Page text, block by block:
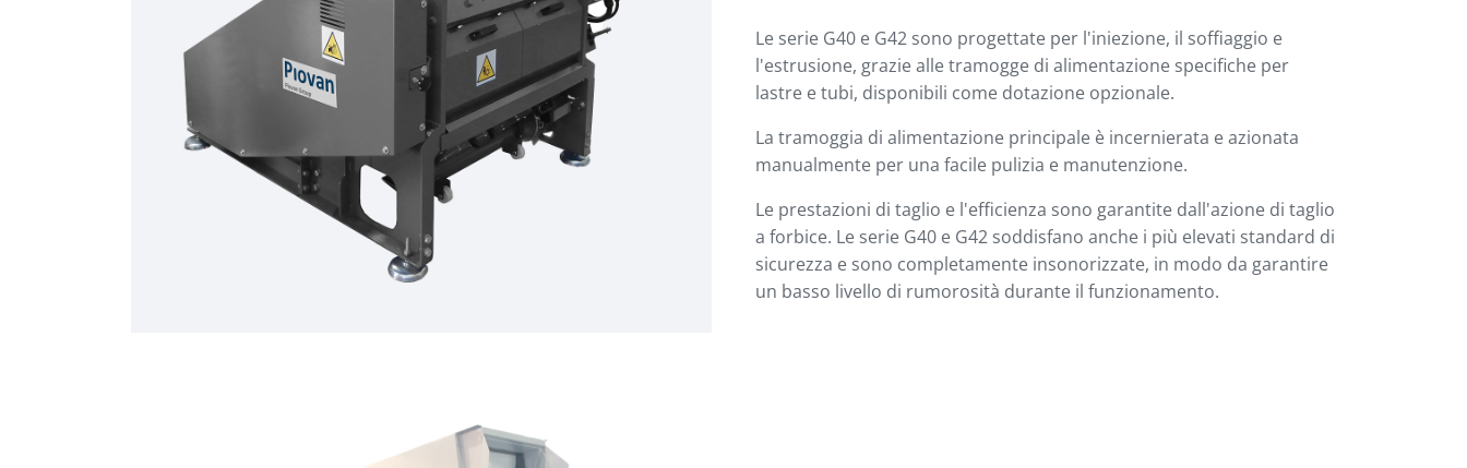
Le serie G40 e G42 sono progettate per l'iniezione, il soffiaggio e
l'estrusione, grazie alle tramogge di alimentazione specifiche per
lastre e tubi, disponibili come dotazione opzionale.
La tramoggia di alimentazione principale è incernierata e azionata
manualmente per una facile pulizia e manutenzione.
Le prestazioni di taglio e l'efficienza sono garantite dall'azione di taglio
a forbice. Le serie G40 e G42 soddisfano anche i più elevati standard di
sicurezza e sono completamente insonorizzate, in modo da garantire
un basso livello di rumorosità durante il funzionamento.